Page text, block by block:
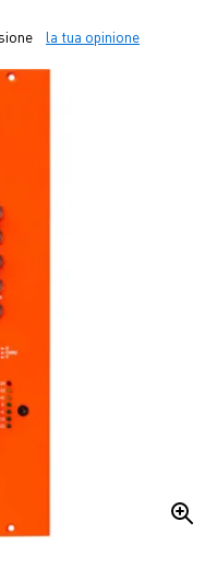
la tua opinione